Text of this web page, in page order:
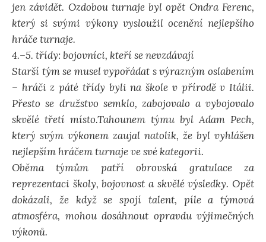
jen závidět. Ozdobou turnaje byl opět Ondra Ferenc,
který si svými výkony vysloužil ocenění nejlepšího
hráče turnaje.
4.–5. třídy: bojovníci, kteří se nevzdávají
Starší tým se musel vypořádat s výrazným oslabením
– hráči z páté třídy byli na škole v přírodě v Itálii.
Přesto se družstvo semklo, zabojovalo a vybojovalo
skvělé třetí místo.Tahounem týmu byl Adam Pech,
který svým výkonem zaujal natolik, že byl vyhlášen
nejlepším hráčem turnaje ve své kategorii.
Oběma týmům patří obrovská gratulace za
reprezentaci školy, bojovnost a skvělé výsledky. Opět
dokázali, že když se spojí talent, píle a týmová
atmosféra, mohou dosáhnout opravdu výjimečných
výkonů.